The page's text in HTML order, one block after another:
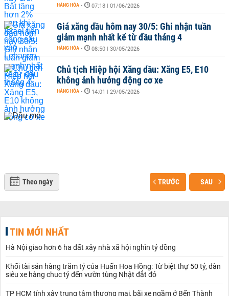
HÀNG HÓA - 07:18 | 01/06/2026
Giá xăng dầu hôm nay 30/5: Ghi nhận tuần
giảm mạnh nhất kể từ đầu tháng 4
HÀNG HÓA - 08:50 | 30/05/2026
Chủ tịch Hiệp hội Xăng dầu: Xăng E5, E10
không ảnh hưởng động cơ xe
HÀNG HÓA - 14:01 | 29/05/2026
Theo ngày TRƯỚC SAU
TIN MỚI NHẤT
Hà Nội giao hơn 6 ha đất xây nhà xã hội nghìn tỷ đồng
Khối tài sản hàng trăm tỷ của Huấn Hoa Hồng: Từ biệt thự 50 tỷ, dàn
siêu xe hàng chục tỷ đến vườn tùng Nhật đắt đỏ
TP HCM tính xây trung tâm thương mại, bãi xe ngầm ở Bến Thành